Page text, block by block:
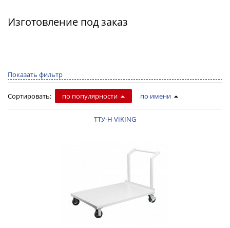
Изготовление под заказ
Показать фильтр
Сортировать: по популярности по имени
ТТУ-Н VIKING